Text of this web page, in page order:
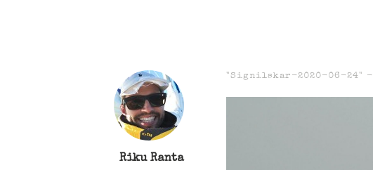
Riku Ranta
"Signilskar-2020-06-24" -